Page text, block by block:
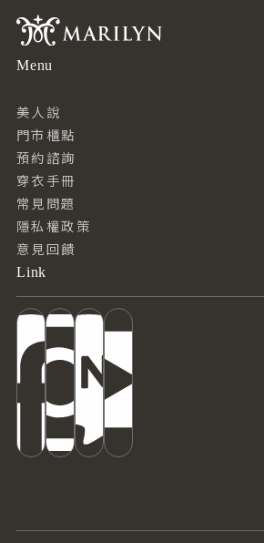
Menu
美人說
門市櫃點
預約諮詢
穿衣手冊
常見問題
隱私權政策
意見回饋
Link